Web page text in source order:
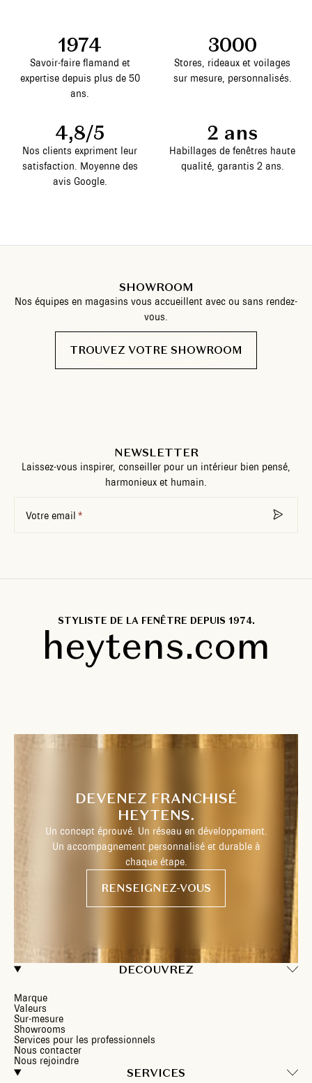
1974
Savoir-faire flamand et
expertise depuis plus de 50
ans.
3000
Stores, rideaux et voilages
sur mesure, personnalisés.
4,8/5
Nos clients expriment leur
satisfaction. Moyenne des
avis Google.
2 ans
Habillages de fenêtres haute
qualité, garantis 2 ans.
SHOWROOM
Nos équipes en magasins vous accueillent avec ou sans rendez-
vous.
TROUVEZ VOTRE SHOWROOM
NEWSLETTER
Laissez-vous inspirer, conseiller pour un intérieur bien pensé,
harmonieux et humain.
Votre email
STYLISTE DE LA FENÊTRE DEPUIS 1974.
heytens.com
DECOUVREZ
Marque
Valeurs
Sur-mesure
Showrooms
Services pour les professionnels
Nous contacter
Nous rejoindre
SERVICES
DEVENEZ FRANCHISÉ
HEYTENS.
Un concept éprouvé. Un réseau en développement.
Un accompagnement personnalisé et durable à
chaque étape.
RENSEIGNEZ-VOUS